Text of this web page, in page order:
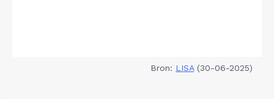
Bron: LISA(30-06-2025)